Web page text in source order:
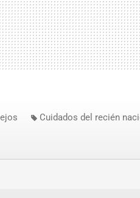
Cuidados del recién